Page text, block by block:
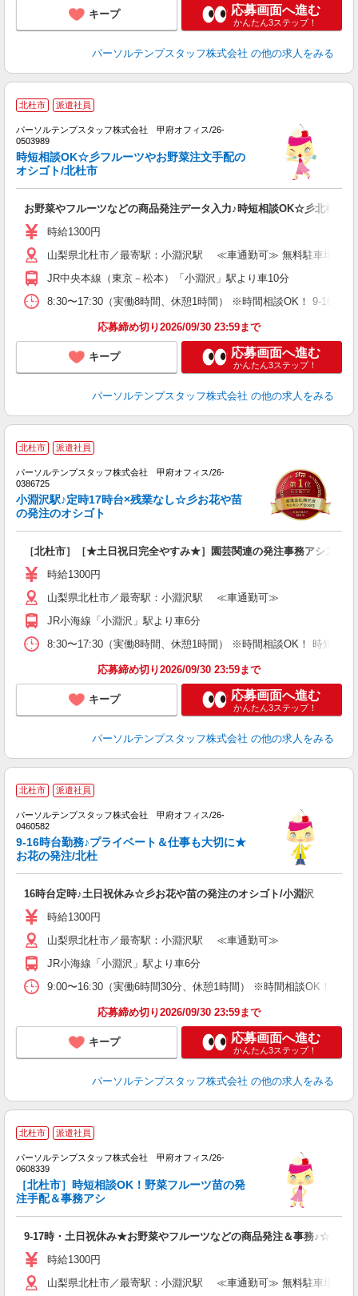
キープ 応募画面へ進む
かんたん3ステップ！
パーソルテンプスタッフ株式会社 の他の求人をみる
北杜市 派遣社員
パーソルテンプスタッフ株式会社 甲府オフィス/26-
0503989
時短相談OK☆彡フルーツやお野菜注文手配の
オシゴト/北杜市
お野菜やフルーツなどの商品発注データ入力♪時短相談OK☆彡北杜市
時給1300円
山梨県北杜市／最寄駅：小淵沢駅 ≪車通勤可≫ 無料駐車場あり
JR中央本線（東京－松本）「小淵沢」駅より車10分
8:30〜17:30（実働8時間、休憩1時間） ※時間相談OK！ 9-16時
応募締め切り2026/09/30 23:59まで
キープ 応募画面へ進む
かんたん3ステップ！
パーソルテンプスタッフ株式会社 の他の求人をみる
北杜市 派遣社員
パーソルテンプスタッフ株式会社 甲府オフィス/26-
0386725
小淵沢駅♪定時17時台×残業なし☆彡お花や苗
の発注のオシゴト
［北杜市］［★土日祝日完全やすみ★］園芸関連の発注事務アシスタ
時給1300円
山梨県北杜市／最寄駅：小淵沢駅 ≪車通勤可≫
JR小海線「小淵沢」駅より車6分
8:30〜17:30（実働8時間、休憩1時間） ※時間相談OK！ 時短勤
応募締め切り2026/09/30 23:59まで
キープ 応募画面へ進む
かんたん3ステップ！
パーソルテンプスタッフ株式会社 の他の求人をみる
北杜市 派遣社員
パーソルテンプスタッフ株式会社 甲府オフィス/26-
0460582
9-16時台勤務♪プライベート＆仕事も大切に★
お花の発注/北杜
16時台定時♪土日祝休み☆彡お花や苗の発注のオシゴト/小淵沢
時給1300円
山梨県北杜市／最寄駅：小淵沢駅 ≪車通勤可≫
JR小海線「小淵沢」駅より車6分
9:00〜16:30（実働6時間30分、休憩1時間） ※時間相談OK！
応募締め切り2026/09/30 23:59まで
キープ 応募画面へ進む
かんたん3ステップ！
パーソルテンプスタッフ株式会社 の他の求人をみる
北杜市 派遣社員
パーソルテンプスタッフ株式会社 甲府オフィス/26-
0608339
［北杜市］時短相談OK！野菜フルーツ苗の発
注手配＆事務アシ
9-17時・土日祝休み★お野菜やフルーツなどの商品発注＆事務♪☆彡北
時給1300円
山梨県北杜市／最寄駅：小淵沢駅 ≪車通勤可≫ 無料駐車場あり